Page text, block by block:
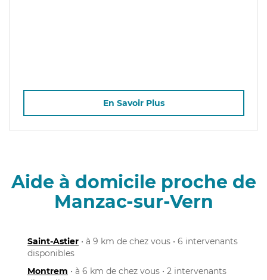
En Savoir Plus
Aide à domicile proche de
Manzac-sur-Vern
Saint-Astier • à 9 km de chez vous • 6 intervenants
disponibles
Montrem • à 6 km de chez vous • 2 intervenants